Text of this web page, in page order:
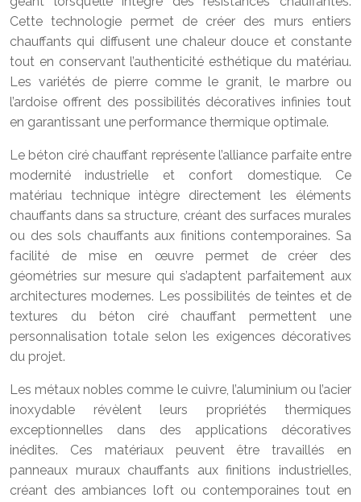
Cette technologie permet de créer des murs entiers
chauffants qui diffusent une chaleur douce et constante
tout en conservant l’authenticité esthétique du matériau.
Les variétés de pierre comme le granit, le marbre ou
l’ardoise offrent des possibilités décoratives infinies tout
en garantissant une performance thermique optimale.
Le béton ciré chauffant représente l’alliance parfaite entre
modernité industrielle et confort domestique. Ce
matériau technique intègre directement les éléments
chauffants dans sa structure, créant des surfaces murales
ou des sols chauffants aux finitions contemporaines. Sa
facilité de mise en œuvre permet de créer des
géométries sur mesure qui s’adaptent parfaitement aux
architectures modernes. Les possibilités de teintes et de
textures du béton ciré chauffant permettent une
personnalisation totale selon les exigences décoratives
du projet.
Les métaux nobles comme le cuivre, l’aluminium ou l’acier
inoxydable révèlent leurs propriétés thermiques
exceptionnelles dans des applications décoratives
inédites. Ces matériaux peuvent être travaillés en
panneaux muraux chauffants aux finitions industrielles,
créant des ambiances loft ou contemporaines tout en